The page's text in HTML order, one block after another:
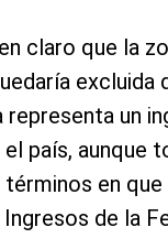
claro que la
excluida
un
país, aunque
en que
de la